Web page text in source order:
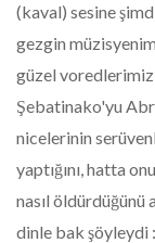
(kaval) sesine
gezgin
güzel
Şebatinako'yu
nicelerinin
yaptığını, hatta
nasıl öldürdüğünü
dinle bak şöyleydi :